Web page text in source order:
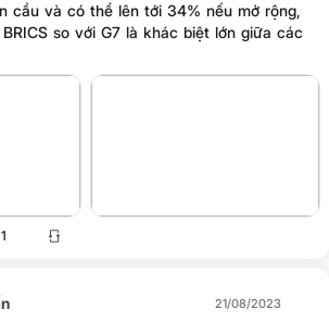
cầu và có thể lên tới 34% nếu mở rộng,
so với G7 là khác biệt lớn giữa các
1
21/08/2023